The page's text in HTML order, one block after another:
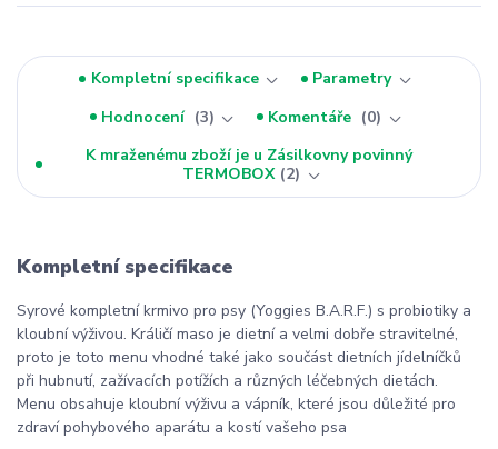
Kompletní specifikace
Parametry
Hodnocení
3 Komentáře
0
K mraženému zboží je u Zásilkovny povinný
TERMOBOX 2
Kompletní specifikace
Syrové kompletní krmivo pro psy (Yoggies B.A.R.F.) s probiotiky a
kloubní výživou. Králičí maso je dietní a velmi dobře stravitelné,
proto je toto menu vhodné také jako součást dietních jídelníčků
při hubnutí, zažívacích potížích a různých léčebných dietách.
Menu obsahuje kloubní výživu a vápník, které jsou důležité pro
zdraví pohybového aparátu a kostí vašeho psa